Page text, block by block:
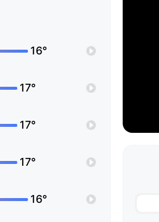
16°
17°
17°
17°
16°